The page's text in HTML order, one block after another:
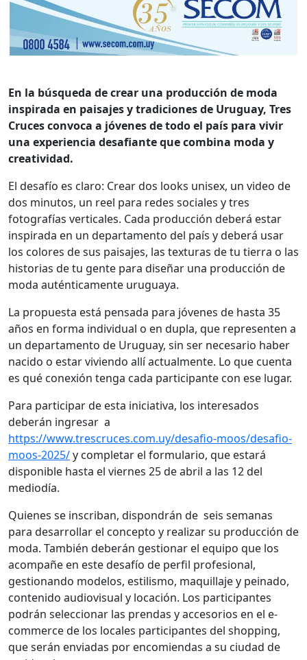
En la búsqueda de crear una producción de moda
inspirada en paisajes y tradiciones de Uruguay, Tres
Cruces convoca a jóvenes de todo el país para vivir
una experiencia desafiante que combina moda y
creatividad.
El desafío es claro: Crear dos looks unisex, un video de
dos minutos, un reel para redes sociales y tres
fotografías verticales. Cada producción deberá estar
inspirada en un departamento del país y deberá usar
los colores de sus paisajes, las texturas de tu tierra o las
historias de tu gente para diseñar una producción de
moda auténticamente uruguaya.
La propuesta está pensada para jóvenes de hasta 35
años en forma individual o en dupla, que representen a
un departamento de Uruguay, sin ser necesario haber
nacido o estar viviendo allí actualmente. Lo que cuenta
es qué conexión tenga cada participante con ese lugar.
Para participar de esta iniciativa, los interesados
deberán ingresar a
https://www.trescruces.com.uy/desafio-moos/desafio-
moos-2025/y completar el formulario, que estará
disponible hasta el viernes 25 de abril a las 12 del
mediodía.
Quienes se inscriban, dispondrán de seis semanas
para desarrollar el concepto y realizar su producción de
moda. También deberán gestionar el equipo que los
acompañe en este desafío de perfil profesional,
gestionando modelos, estilismo, maquillaje y peinado,
contenido audiovisual y locación. Los participantes
podrán seleccionar las prendas y accesorios en el e-
commerce de los locales participantes del shopping,
que serán enviadas por encomiendas a su ciudad de